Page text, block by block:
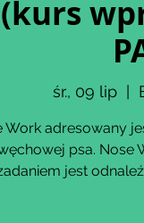
śr., 09 lip
Work adresowany
psa. Nose
jest